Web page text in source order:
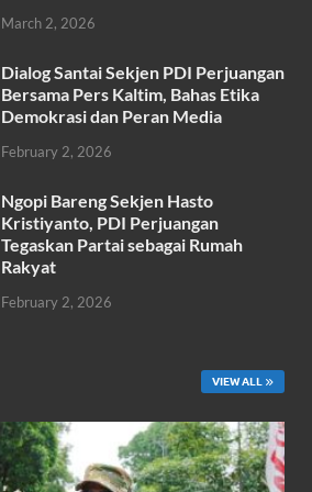
March 2, 2026
Dialog Santai Sekjen PDI Perjuangan
Bersama Pers Kaltim, Bahas Etika
Demokrasi dan Peran Media
February 2, 2026
Ngopi Bareng Sekjen Hasto
Kristiyanto, PDI Perjuangan
Tegaskan Partai sebagai Rumah
Rakyat
February 2, 2026
VIEW ALL